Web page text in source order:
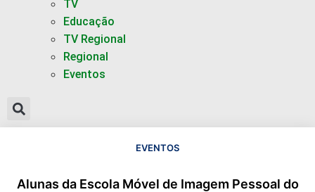
TV
Educação
TV Regional
Regional
Eventos
EVENTOS
Alunas da Escola Móvel de Imagem Pessoal do